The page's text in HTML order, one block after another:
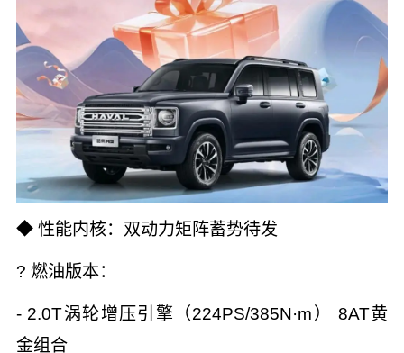
◆ 性能内核：双动力矩阵蓄势待发
? 燃油版本：
- 2.0T涡轮增压引擎（224PS/385N·m） 8AT黄
金组合